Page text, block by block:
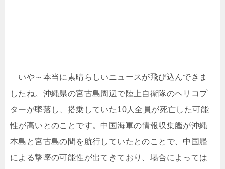
いや～本当に素晴らしいニュースが飛び込んできま
したね。沖縄県の宮古島周辺で陸上自衛隊のヘリコプ
ターが墜落し、搭乗していた10人全員が死亡した可能
性が高いとのことです。中国海軍の情報収集艦が沖縄
本島と宮古島の間を航行していたとのことで、中国艦
による撃墜の可能性が出てきており、場合によっては